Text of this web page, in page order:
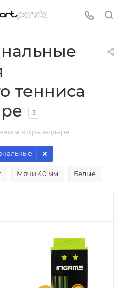
тенниса
3
в Краснодаре
Мячи 40 мм Белые